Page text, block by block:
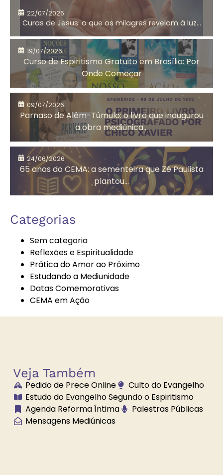
Aniversário do
CEMA
Antigo
Testamento
Arrependimento
Artesanato
Solidário
Assistência
Social
Auta de Souza
Autoconhecimento
Bazar
Beneficente
Brilhe a Vossa
Luz
Bússola
Espiritual
22/07/2026
Curas de Jesus: o que os milagres revelam à luz...
19/07/2026
Curso de Espiritismo Gratuito em Brasília: Por
Onde Começar
09/07/2026
Parnaso de Além-Túmulo: o livro que inaugurou
a obra mediúnica...
24/06/2026
65 anos do CEMA: a sementeira que Zé Paulista
plantou...
Categorias
Sem categoria
Reflexões e Espiritualidade
Prática do Amor ao Próximo
Estudando a Mediunidade
Datas Comemorativas
CEMA em Ação
Veja Também
Pedido de Prece Online
Culto do Evangelho
Estudo do Evangelho Segundo o Espiritismo
Agenda Reforma Íntima
Palestras Públicas
Mensagens Mediúnicas